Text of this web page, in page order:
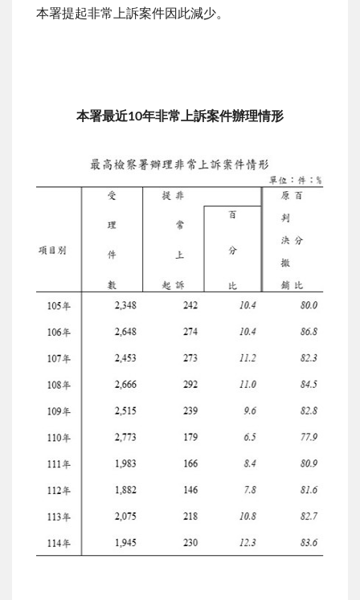
本署提起非常上訴案件因此減少。
本署最近10年非常上訴案件辦理情形